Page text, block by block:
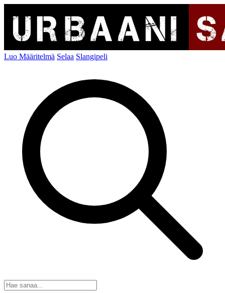
Luo Määritelmä Selaa Slangipeli